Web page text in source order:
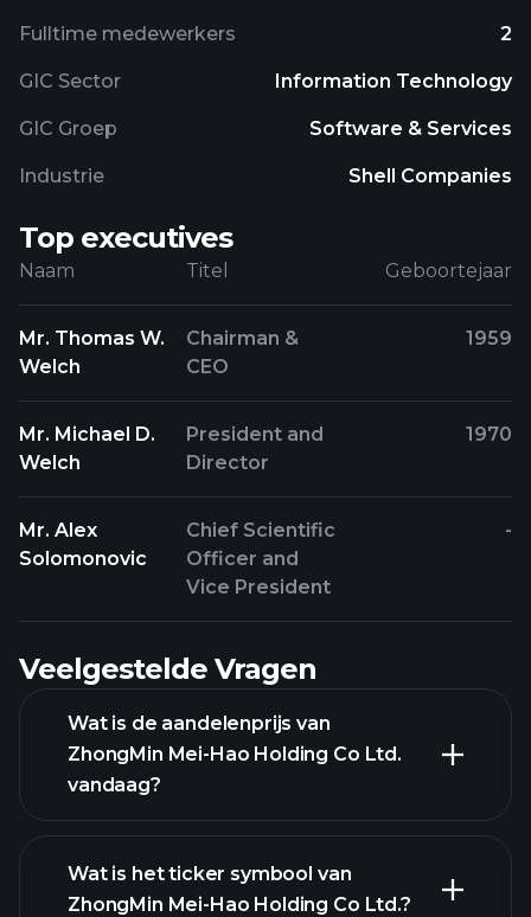
Fulltime medewerkers 2
GIC Sector Information Technology
GIC Groep Software & Services
Industrie Shell Companies
Top executives
Naam Titel Geboortejaar
Mr. Thomas W.
Welch
Chairman &
CEO
1959
Mr. Michael D.
Welch
President and
Director
1970
Mr. Alex
Solomonovic
Chief Scientific
Officer and
Vice President
-
Veelgestelde Vragen
Wat is de aandelenprijs van
ZhongMin Mei-Hao Holding Co Ltd.
vandaag?
Wat is het ticker symbool van
ZhongMin Mei-Hao Holding Co Ltd.?